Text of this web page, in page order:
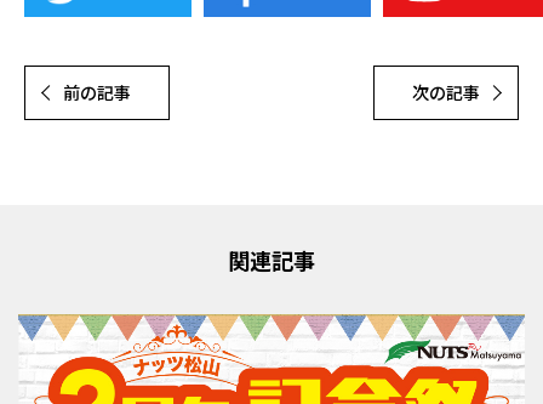
前の記事 次の記事
関連記事